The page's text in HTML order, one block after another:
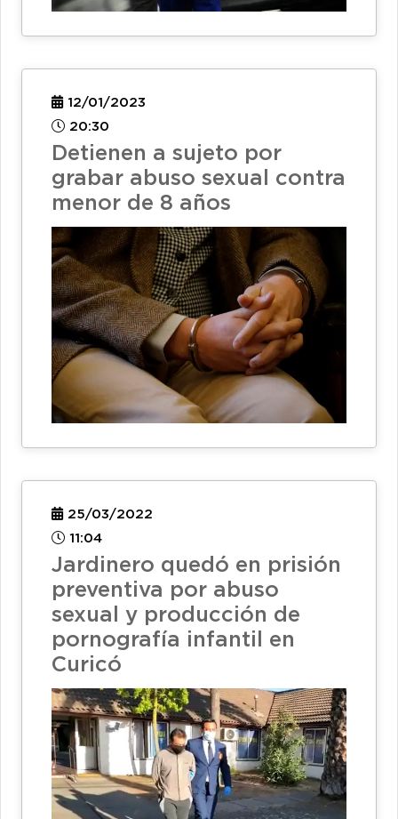
12/01/2023
20:30
Detienen a sujeto por
grabar abuso sexual contra
menor de 8 años
25/03/2022
11:04
Jardinero quedó en prisión
preventiva por abuso
sexual y producción de
pornografía infantil en
Curicó